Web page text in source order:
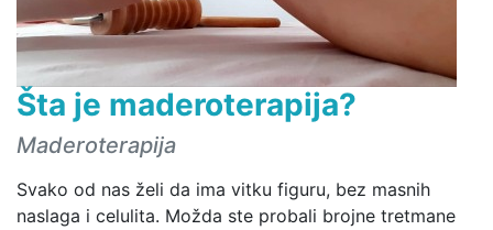
Šta je maderoterapija?
Maderoterapija
Svako od nas želi da ima vitku figuru, bez masnih
naslaga i celulita. Možda ste probali brojne tretmane